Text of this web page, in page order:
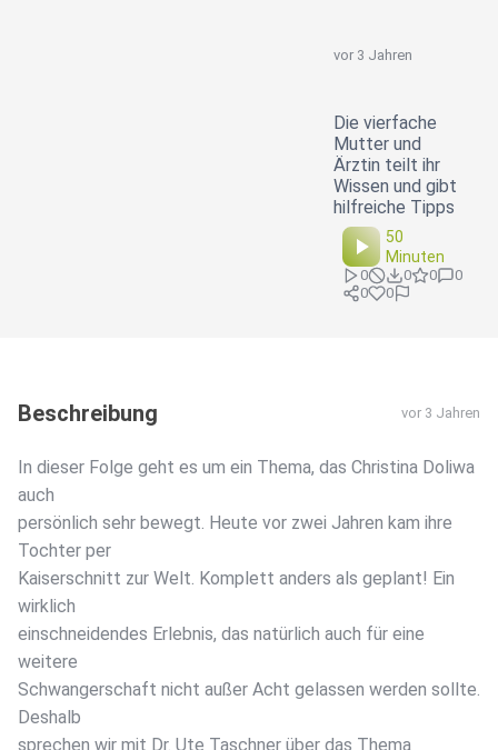
vor 3 Jahren
Die vierfache
Mutter und
Ärztin teilt ihr
Wissen und gibt
hilfreiche Tipps
50
Minuten
0 0 0
0
0
0
Beschreibung vor 3 Jahren
In dieser Folge geht es um ein Thema, das Christina Doliwa
auch
persönlich sehr bewegt. Heute vor zwei Jahren kam ihre
Tochter per
Kaiserschnitt zur Welt. Komplett anders als geplant! Ein
wirklich
einschneidendes Erlebnis, das natürlich auch für eine
weitere
Schwangerschaft nicht außer Acht gelassen werden sollte.
Deshalb
sprechen wir mit Dr. Ute Taschner über das Thema